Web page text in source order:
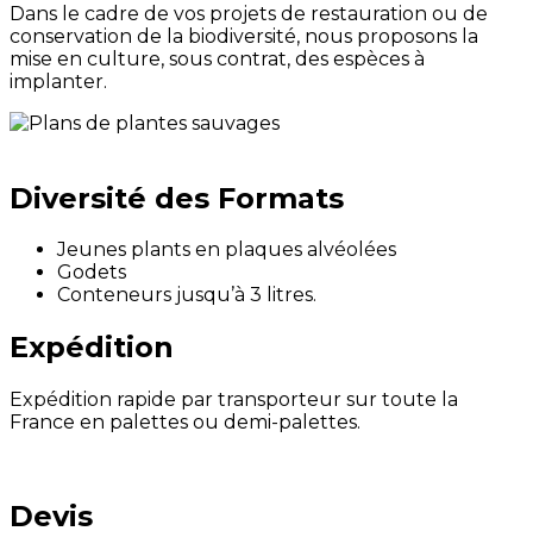
Dans le cadre de vos projets de restauration ou de
conservation de la biodiversité, nous proposons la
mise en culture, sous contrat, des espèces à
implanter.
Diversité des Formats
Jeunes plants en plaques alvéolées
Godets
Conteneurs jusqu’à 3 litres.
Expédition
Expédition rapide par transporteur sur toute la
France en palettes ou demi-palettes.
Devis